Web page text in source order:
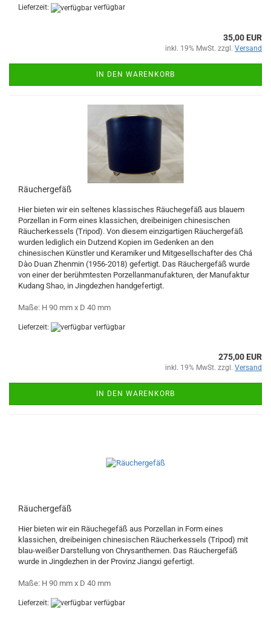
Lieferzeit: verfügbar
35,00 EUR
inkl. 19% MwSt. zzgl. Versand
IN DEN WARENKORB
Räuchergefäß
Hier bieten wir ein seltenes klassisches Räuchegefäß aus blauem
Porzellan in Form eines klassichen, dreibeinigen chinesischen
Räucherkessels (Tripod). Von diesem einzigartigen Räuchergefäß
wurden lediglich ein Dutzend Kopien im Gedenken an den
chinesischen Künstler und Keramiker und Mitgesellschafter des Chá
Dào Duan Zhenmin (1956-2018) gefertigt. Das Räuchergefäß wurde
von einer der berühmtesten Porzellanmanufakturen, der Manufaktur
Kudang Shao, in Jingdezhen handgefertigt.
Maße: H 90 mm x D 40 mm
Lieferzeit: verfügbar
275,00 EUR
inkl. 19% MwSt. zzgl. Versand
IN DEN WARENKORB
Räuchergefäß
Hier bieten wir ein Räuchegefäß aus Porzellan in Form eines
klassichen, dreibeinigen chinesischen Räucherkessels (Tripod) mit
blau-weißer Darstellung von Chrysanthemen. Das Räuchergefäß
wurde in Jingdezhen in der Provinz Jiangxi gefertigt.
Maße: H 90 mm x D 40 mm
Lieferzeit: verfügbar